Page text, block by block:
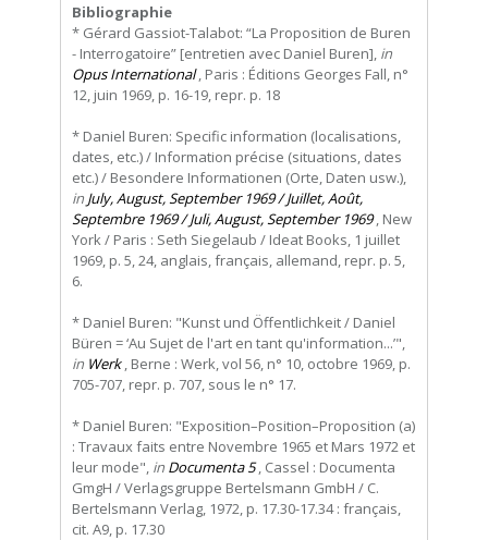
Bibliographie
* Gérard Gassiot-Talabot: “La Proposition de Buren
- Interrogatoire” [entretien avec Daniel Buren], in
Opus International, Paris : Éditions Georges Fall, n°
12, juin 1969, p. 16-19, repr. p. 18
* Daniel Buren: Specific information (localisations,
dates, etc.) / Information précise (situations, dates
etc.) / Besondere Informationen (Orte, Daten usw.),
in July, August, September 1969 / Juillet, Août,
Septembre 1969 / Juli, August, September 1969, New
York / Paris : Seth Siegelaub / Ideat Books, 1 juillet
1969, p. 5, 24, anglais, français, allemand, repr. p. 5,
6.
* Daniel Buren: "Kunst und Öffentlichkeit / Daniel
Büren = ‘Au Sujet de l'art en tant qu'information...’",
in Werk, Berne : Werk, vol 56, n° 10, octobre 1969, p.
705-707, repr. p. 707, sous le n° 17.
* Daniel Buren: "Exposition–Position–Proposition (a)
: Travaux faits entre Novembre 1965 et Mars 1972 et
leur mode", in Documenta 5, Cassel : Documenta
GmgH / Verlagsgruppe Bertelsmann GmbH / C.
Bertelsmann Verlag, 1972, p. 17.30-17.34 : français,
cit. A9, p. 17.30